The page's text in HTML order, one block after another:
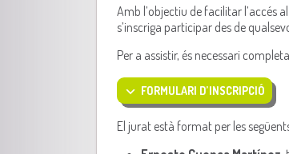
Amb l’objectiu de facilitar l’accés
s’inscriga participar des de
Per a assistir, és necessari
FORMULARI D’INSCRIPCIÓ
El jurat està format per les